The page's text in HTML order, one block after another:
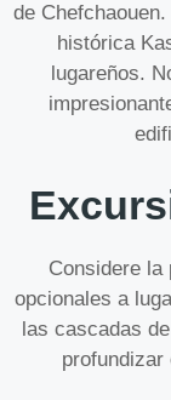
de
histórica
lugareños.
Considere la
opcionales a
las cascadas
profundizar